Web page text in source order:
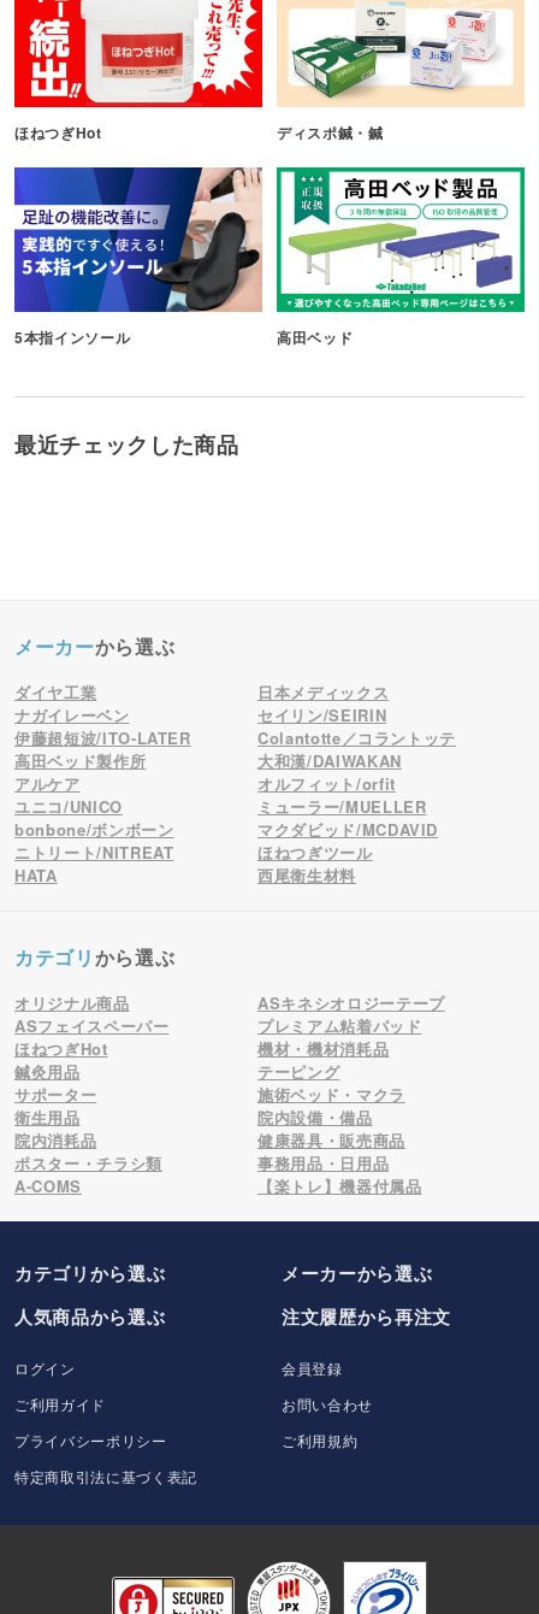
ほねつぎHot ディスポ鍼・鍼
5本指インソール 高田ベッド
最近チェックした商品
メーカーから選ぶ
ダイヤ工業
日本メディックス
ナガイレーベン
セイリン/SEIRIN
伊藤超短波/ITO-LATER
Colantotte／コラントッテ
高田ベッド製作所
大和漢/DAIWAKAN
アルケア
オルフィット/orfit
ユニコ/UNICO
ミューラー/MUELLER
bonbone/ボンボーン
マクダビッド/MCDAVID
ニトリート/NITREAT
ほねつぎツール
HATA
西尾衛生材料
カテゴリから選ぶ
オリジナル商品
ASキネシオロジーテープ
ASフェイスペーパー
プレミアム粘着パッド
ほねつぎHot
機材・機材消耗品
鍼灸用品
テーピング
サポーター
施術ベッド・マクラ
衛生用品
院内設備・備品
院内消耗品
健康器具・販売商品
ポスター・チラシ類
事務用品・日用品
A-COMS
【楽トレ】機器付属品
カテゴリから選ぶ メーカーから選ぶ
人気商品から選ぶ
注文履歴から再注文
ログイン
会員登録
ご利用ガイド
お問い合わせ
プライバシーポリシー
ご利用規約
特定商取引法に基づく表記